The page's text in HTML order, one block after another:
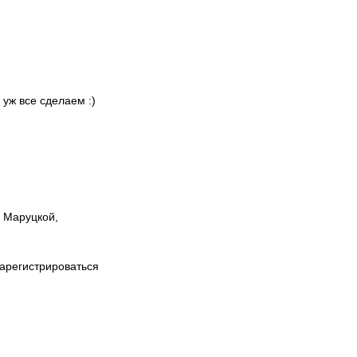
уж все сделаем :)